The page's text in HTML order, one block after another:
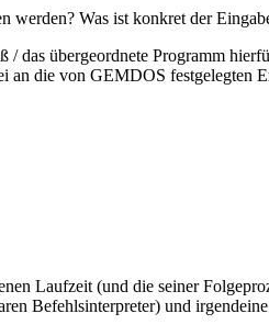
werden? Was ist konkret der
das übergeordnete Programm
an die von GEMDOS festgelegten
Laufzeit (und die seiner
Befehlsinterpreter) und